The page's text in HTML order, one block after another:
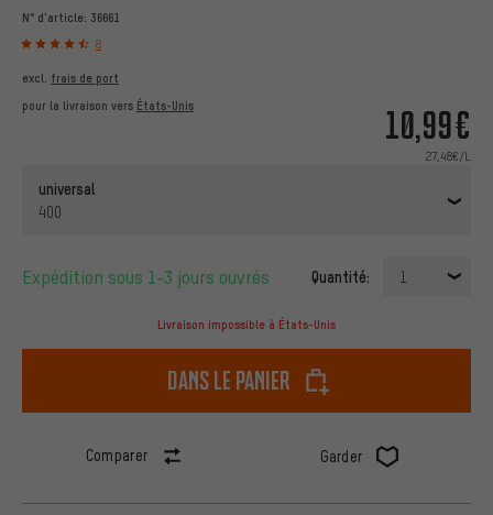
N° d'article: 36661
8
10,99€
27,48€/L
excl. frais de port
pour la livraison vers États-Unis
universal
400
Expédition sous 1-3 jours ouvrés Quantité: 1
Livraison impossible à États-Unis
dans le panier
Comparer Garder